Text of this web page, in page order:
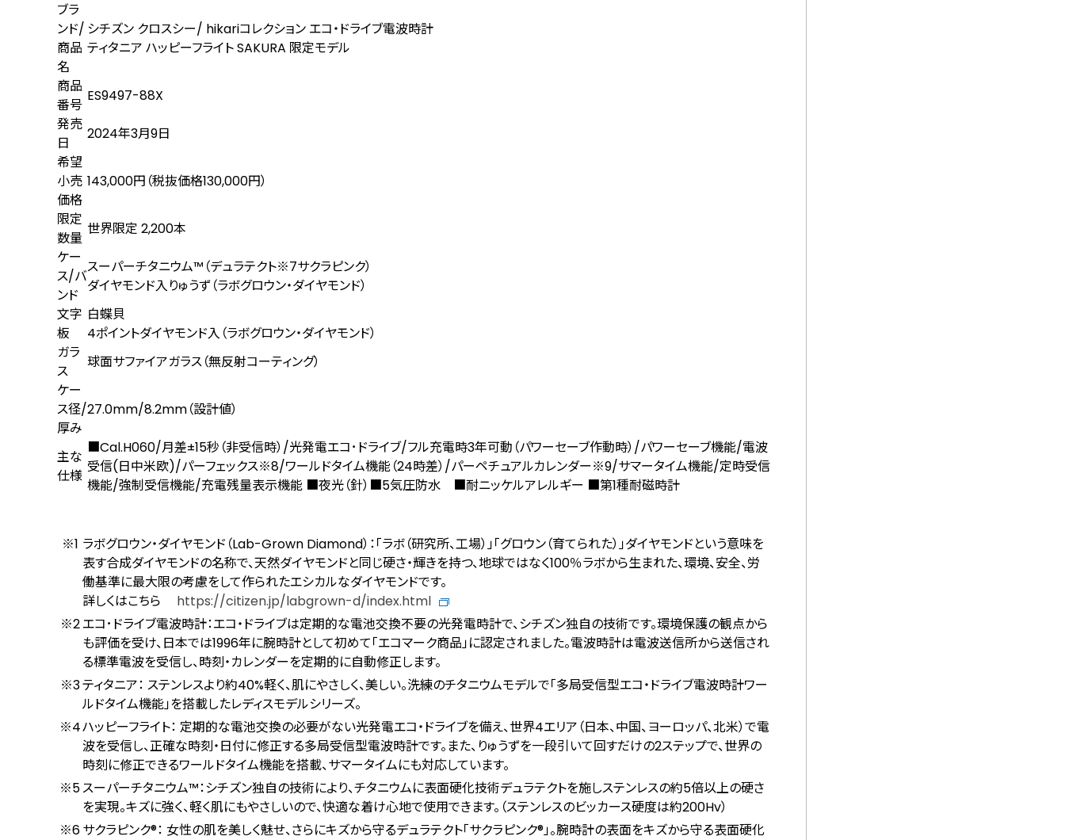
ブラ
ンド/
商品
名
シチズン クロスシー/ hikariコレクション エコ・ドライブ電波時計
ティタニア ハッピーフライト SAKURA 限定モデル
商品
番号
ES9497-88X
発売
日
2024年3月9日
希望
小売
価格
143,000円（税抜価格130,000円）
限定
数量
世界限定 2,200本
ケー
ス/バ
ンド
スーパーチタニウム™（デュラテクト※7サクラピンク）
ダイヤモンド入りゅうず（ラボグロウン・ダイヤモンド）
文字
板
白蝶貝
4ポイントダイヤモンド入（ラボグロウン・ダイヤモンド）
ガラ
ス
球面サファイアガラス（無反射コーティング）
ケー
ス径/
厚み
27.0mm/8.2mm（設計値）
主な
仕様
■Cal.H060/月差±15秒（非受信時）/光発電エコ･ドライブ/フル充電時3年可動（パワーセーブ作動時）/パワーセーブ機能/電波
受信(日中米欧)/パーフェックス※8/ワールドタイム機能（24時差）/パーペチュアルカレンダー※9/サマータイム機能/定時受信
機能/強制受信機能/充電残量表示機能 ■夜光（針）■5気圧防水 ■耐ニッケルアレルギー ■第1種耐磁時計
ラボグロウン・ダイヤモンド（Lab-Grown Diamond）：「ラボ（研究所、工場）」「グロウン（育てられた）」ダイヤモンドという意味を
表す合成ダイヤモンドの名称で、天然ダイヤモンドと同じ硬さ・輝きを持つ、地球ではなく100％ラボから生まれた、環境、安全、労
働基準に最大限の考慮をして作られたエシカルなダイヤモンドです。
詳しくはこちら https://citizen.jp/labgrown-d/index.html
エコ･ドライブ電波時計：エコ・ドライブは定期的な電池交換不要の光発電時計で、シチズン独自の技術です。環境保護の観点から
も評価を受け、日本では1996年に腕時計として初めて「エコマーク商品」に認定されました。電波時計は電波送信所から送信され
る標準電波を受信し、時刻・カレンダーを定期的に自動修正します。
ティタニア： ステンレスより約40%軽く、肌にやさしく、美しい。洗練のチタニウムモデルで「多局受信型エコ・ドライブ電波時計ワー
ルドタイム機能」を搭載したレディスモデルシリーズ。
ハッピーフライト： 定期的な電池交換の必要がない光発電エコ・ドライブを備え、世界4エリア（日本、中国、ヨーロッパ、北米）で電
波を受信し、正確な時刻・日付に修正する多局受信型電波時計です。また、りゅうずを一段引いて回すだけの2ステップで、世界の
時刻に修正できるワールドタイム機能を搭載、サマータイムにも対応しています。
スーパーチタニウム™：シチズン独自の技術により、チタニウムに表面硬化技術デュラテクトを施しステンレスの約5倍以上の硬さ
を実現。キズに強く、軽く肌にもやさしいので、快適な着け心地で使用できます。（ステンレスのビッカース硬度は約200Hv）
サクラピンク®： 女性の肌を美しく魅せ、さらにキズから守るデュラテクト「サクラピンク®」。腕時計の表面をキズから守る表面硬化